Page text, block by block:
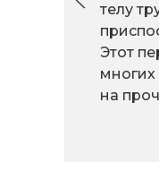
телу
Этот
многих
на